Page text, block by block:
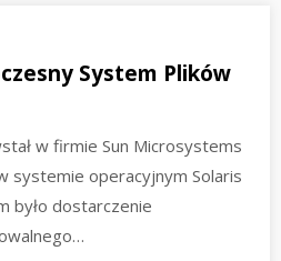
System Plików
w firmie Sun Microsystems
systemie operacyjnym Solaris
było dostarczenie